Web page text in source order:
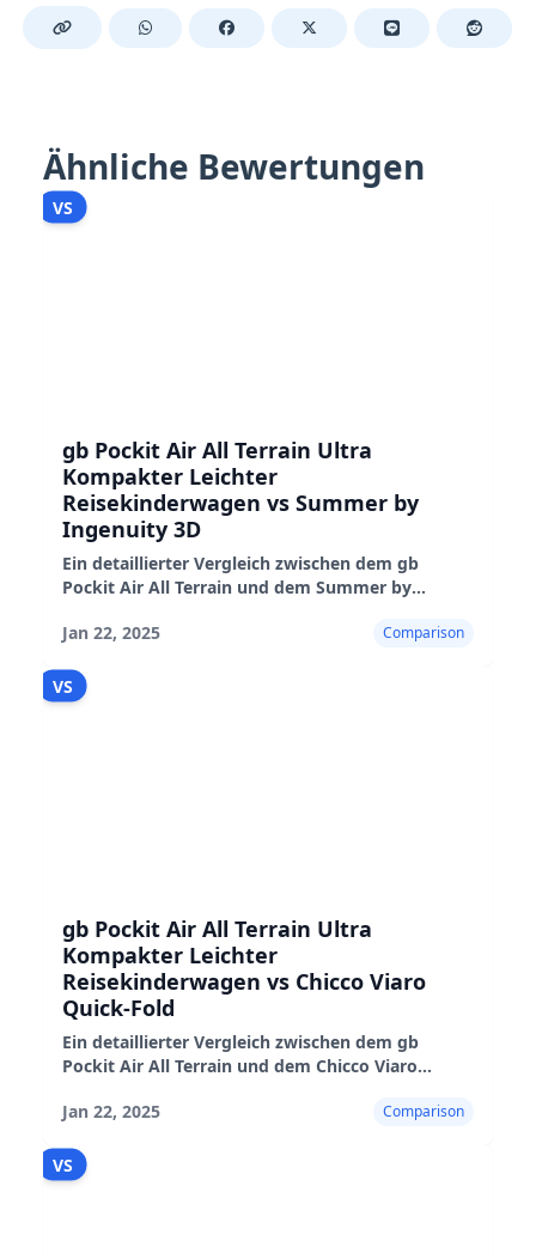
Ähnliche Bewertungen
VS
gb Pockit Air All Terrain Ultra
Kompakter Leichter
Reisekinderwagen vs Summer by
Ingenuity 3D
Ein detaillierter Vergleich zwischen dem gb
Pockit Air All Terrain und dem Summer by
Eigenschaften, Leistung und Eignung hervorhebt
Jan 22, 2025 Comparison
VS
gb Pockit Air All Terrain Ultra
Kompakter Leichter
Reisekinderwagen vs Chicco Viaro
Quick-Fold
Ein detaillierter Vergleich zwischen dem gb
Pockit Air All Terrain und dem Chicco Viaro
Nachteile sowie ihre Leistung in der Praxis
Jan 22, 2025 Comparison
VS